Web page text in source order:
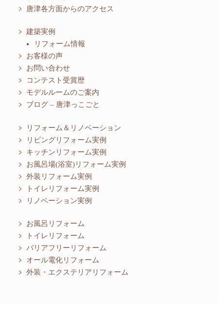
唐津各方面からのアクセス
建築実例
リフォーム情報
お客様の声
お問い合わせ
コンテスト受賞歴
モデルルームのご案内
ブログ – 唐津っこごと
リフォーム＆リノベーション
リビングリフォーム実例
キッチンリフォーム実例
お風呂場(浴室)リフォーム実例
外装リフォーム実例
トイレリフォーム実例
リノベーション実例
お風呂リフォーム
トイレリフォーム
バリアフリーリフォーム
オール電化リフォーム
外装・エクステリアリフォーム